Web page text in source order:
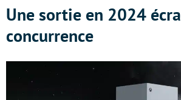
Une sortie en 2024
concurrence